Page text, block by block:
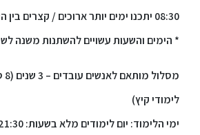
08:30 יתכנו ימים יותר ארוכים / קצרים בין השעות.
* הימים והשעות עשויים להשתנות משנה
לימודי קיץ)